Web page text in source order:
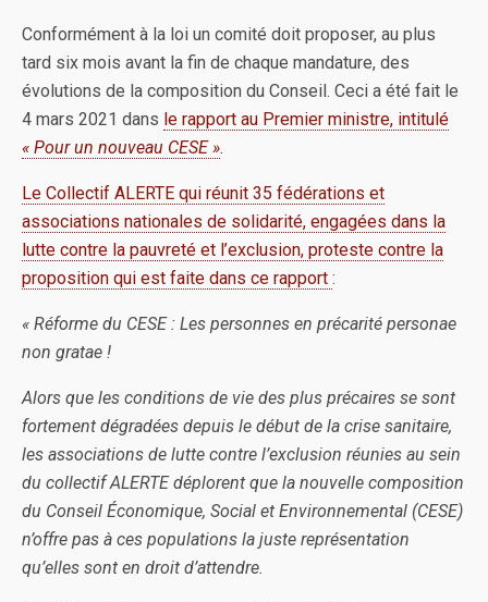
Conformément à la loi un comité doit proposer, au plus
tard six mois avant la fin de chaque mandature, des
évolutions de la composition du Conseil. Ceci a été fait le
4 mars 2021 dans le rapport au Premier ministre, intitulé
« Pour un nouveau CESE ».
Le Collectif ALERTE qui réunit 35 fédérations et
associations nationales de solidarité, engagées dans la
lutte contre la pauvreté et l’exclusion, proteste contre la
proposition qui est faite dans ce rapport :
« Réforme du CESE : Les personnes en précarité personae
non gratae !
Alors que les conditions de vie des plus précaires se sont
fortement dégradées depuis le début de la crise sanitaire,
les associations de lutte contre l’exclusion réunies au sein
du collectif ALERTE déplorent que la nouvelle composition
du Conseil Économique, Social et Environnemental (CESE)
n’offre pas à ces populations la juste représentation
qu’elles sont en droit d’attendre.